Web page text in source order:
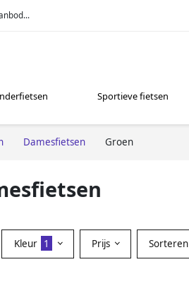
Sportieve fietsen
Damesfietsen Groen
Kleur 1 Prijs Sorteren